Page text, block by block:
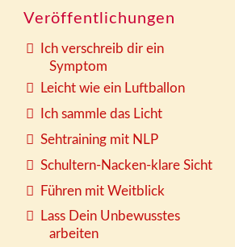
Veröffentlichungen
Ich verschreib dir ein
Symptom
Leicht wie ein Luftballon
Ich sammle das Licht
Sehtraining mit NLP
Schultern-Nacken-klare Sicht
Führen mit Weitblick
Lass Dein Unbewusstes
arbeiten